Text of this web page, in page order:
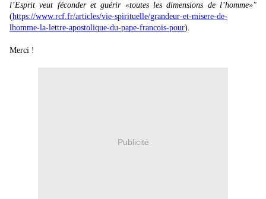
l’Esprit veut féconder et guérir «toutes les dimensions de l’homme»"
(https://www.rcf.fr/articles/vie-spirituelle/grandeur-et-misere-de-
lhomme-la-lettre-apostolique-du-pape-francois-pour).
Merci !
Publicité